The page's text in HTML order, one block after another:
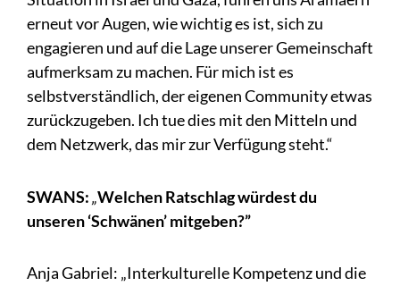
erneut vor Augen, wie wichtig es ist, sich zu
engagieren und auf die Lage unserer Gemeinschaft
aufmerksam zu machen. Für mich ist es
selbstverständlich, der eigenen Community etwas
zurückzugeben. Ich tue dies mit den Mitteln und
dem Netzwerk, das mir zur Verfügung steht.“
SWANS:„Welchen Ratschlag würdest du
unseren ‘Schwänen’ mitgeben?”
Anja Gabriel: „Interkulturelle Kompetenz und die